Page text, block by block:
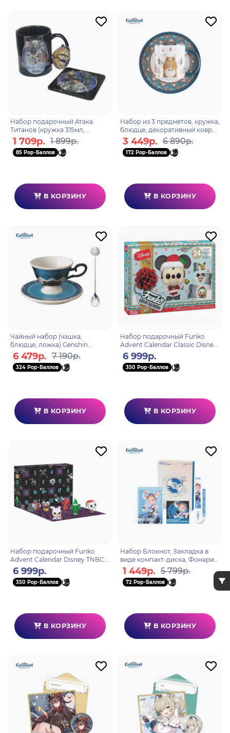
Набор подарочный Атака
Титанов (кружка 315мл,
подстаканник, брелок)
GP86398
1 709р. 1 899р.
85 Pop-Баллов
В КОРЗИНУ
Набор из 3 предметов, кружка,
блюдце, декоративный коврик
"Flavours of the World" Guoba
697469661805
3 449р. 6 890р.
172 Pop-Баллов
В КОРЗИНУ
Чайный набор (чашка,
блюдце, ложка) Genshin
Impact Fontaine Lynette
6976525006008
6 479р. 7 190р.
324 Pop-Баллов
В КОРЗИНУ
Набор подарочный Funko
Advent Calendar Classic Disney
2022 (Pkt POP) 24 фигурки
62092
6 999р.
350 Pop-Баллов
В КОРЗИНУ
Набор подарочный Funko
Advent Calendar Disney TNBC
2025 (Pkt POP) 24 фигурки
86098
6 999р.
350 Pop-Баллов
В КОРЗИНУ
Набор Блокнот, Закладка в
виде компакт-диска, Фонарик
2022 Online ConcertBarbara
6975628241811
1 449р. 5 799р.
72 Pop-Баллов
В КОРЗИНУ